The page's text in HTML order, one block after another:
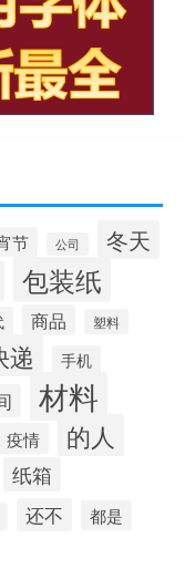
节 公司 冬天
包装纸
商品 塑料
递 手机
材料
疫情 的人
纸箱
还不 都是